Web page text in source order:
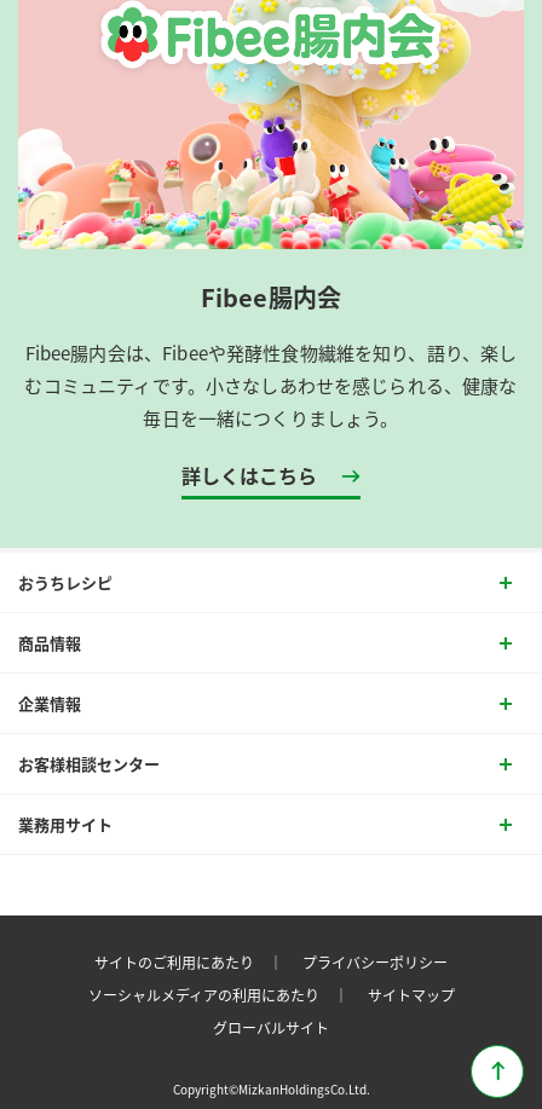
Fibee腸内会
Fibee腸内会は、​Fibeeや発酵性食物繊維を知り、語り、楽し
むコミュニティです。​小さなしあわせを感じられる、健康な
毎日を一緒につくりましょう。
詳しくはこちら
おうちレシピ
商品情報
企業情報
お客様相談センター
業務用サイト
サイトのご利用にあたり ｜
プライバシーポリシー
ソーシャルメディアの利用にあたり ｜
サイトマップ
グローバルサイト
Copyright©MizkanHoldingsCo.Ltd.